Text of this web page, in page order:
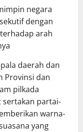
negara
dengan
arah
daerah dan
Provinsi dan
pilkada
sertakan partai-
warna-
yang